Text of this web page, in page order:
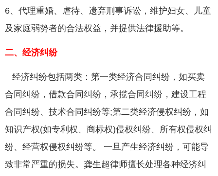
6、代理重婚、虐待、遗弃刑事诉讼，维护妇女、儿童
及家庭弱势者的合法权益，并提供法律援助等。
二、经济纠纷
经济纠纷包括两类：第一类经济合同纠纷，如买卖
合同纠纷，借款合同纠纷，承揽合同纠纷，建设工程
合同纠纷、技术合同纠纷等;第二类经济侵权纠纷，如
知识产权(如专利权、商标权)侵权纠纷、所有权侵权纠
纷、经营权侵权纠纷等。 一旦产生经济纠纷，可能导
致非常严重的损失。龚生超律师擅长处理各种经济纠